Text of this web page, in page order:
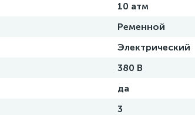
10 атм
Ременной
Электрический
380 В
да
3